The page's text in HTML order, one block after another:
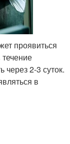
проявиться
через 2-3 суток.
в